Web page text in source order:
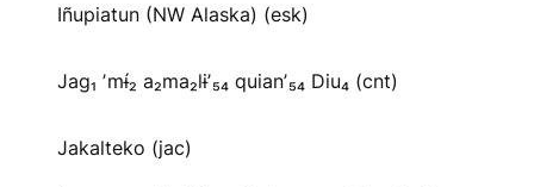
Iñupiatun (NW Alaska) (esk)
Jag₁ ʼmɨ́₂ a₂ma₂lɨʼ₅₄ quianʼ₅₄ Diu₄ (cnt)
Jakalteko (jac)